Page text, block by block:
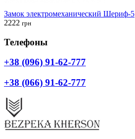
Замок электромеханический Шериф-5
2222 грн
Телефоны
+38 (096) 91-62-777
+38 (066) 91-62-777